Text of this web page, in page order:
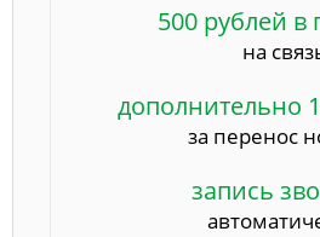
500 рублей в
на
дополнительно
за перенос
запись